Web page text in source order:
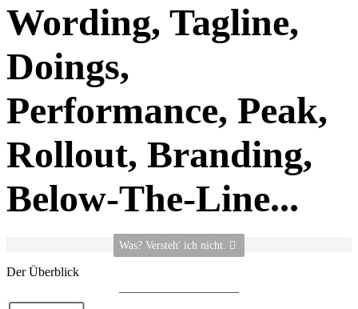
Wording, Tagline,
Doings,
Performance, Peak,
Rollout, Branding,
Below-The-Line...
Was? Versteh' ich nicht.
Der Überblick